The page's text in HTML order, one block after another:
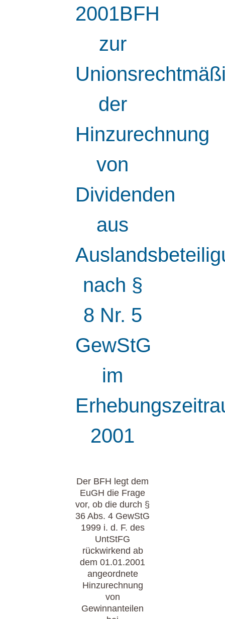
2001BFH
zur
der
Hinzurechnung
von
Dividenden
aus
nach §
8 Nr. 5
GewStG
im
2001
Der BFH legt dem
EuGH die Frage
vor, ob die durch §
36 Abs. 4 GewStG
1999 i. d. F. des
UntStFG
rückwirkend ab
dem 01.01.2001
angeordnete
Hinzurechnung
von
Gewinnanteilen